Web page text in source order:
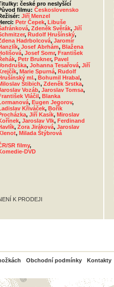
české pro neslyšící
filmu: Československo
Jiří Menzel
Petr Čepek, Libuše
, Zdeněk Svěrák, Jiří
, Rudolf Hrušínský,
Hadrbolcová, Jaromír
, Josef Abrhám, Blažena
, Josef Somr, František
, Petr Brukner, Pavel
, Johanna Tesařová, Jiří
, Marie Spurná, Rudolf
ml., Bohumil Hrabal,
Štibich, Zdeněk Srstka,
Vozáb, Jaroslav Tomsa,
Vláčil, Blanka
, Eugen Jegorov,
Křiváček, Bořík
, Jiří Kasík, Miroslav
, Jaroslav Vlk, Ferdinand
, Zora Jiráková, Jaroslav
, Milada Štýbrová
SR filmy,
DVD
K PRODEJI
Obchodní podmínky Kontakty
PayPal